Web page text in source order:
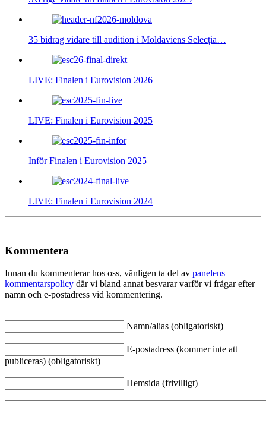
35 bidrag vidare till audition i Moldaviens Selecția…
LIVE: Finalen i Eurovision 2026
LIVE: Finalen i Eurovision 2025
Inför Finalen i Eurovision 2025
LIVE: Finalen i Eurovision 2024
Kommentera
Innan du kommenterar hos oss, vänligen ta del av panelens
kommentarspolicy där vi bland annat besvarar varför vi frågar efter
namn och e-postadress vid kommentering.
Namn/alias (obligatoriskt)
E-postadress (kommer inte att
publiceras) (obligatoriskt)
Hemsida (frivilligt)